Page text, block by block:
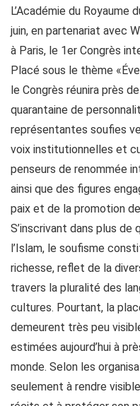
L’Académie du Royaume
juin, en partenariat avec
à Paris, le 1er Congrès
Placé sous le thème
le Congrès réunira près
quarantaine de
représentantes soufies
voix institutionnelles et
penseurs de renommée
ainsi que des figures
paix et de la promotion
S’inscrivant dans plus de
l’Islam, le soufisme
richesse, reflet de la
travers la pluralité des
cultures. Pourtant, la
demeurent très peu
estimées aujourd’hui à
monde. Selon les
seulement à rendre